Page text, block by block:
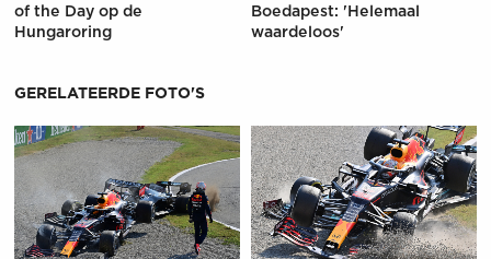
of the Day op de
Hungaroring
Boedapest: 'Helemaal
waardeloos'
GERELATEERDE FOTO'S